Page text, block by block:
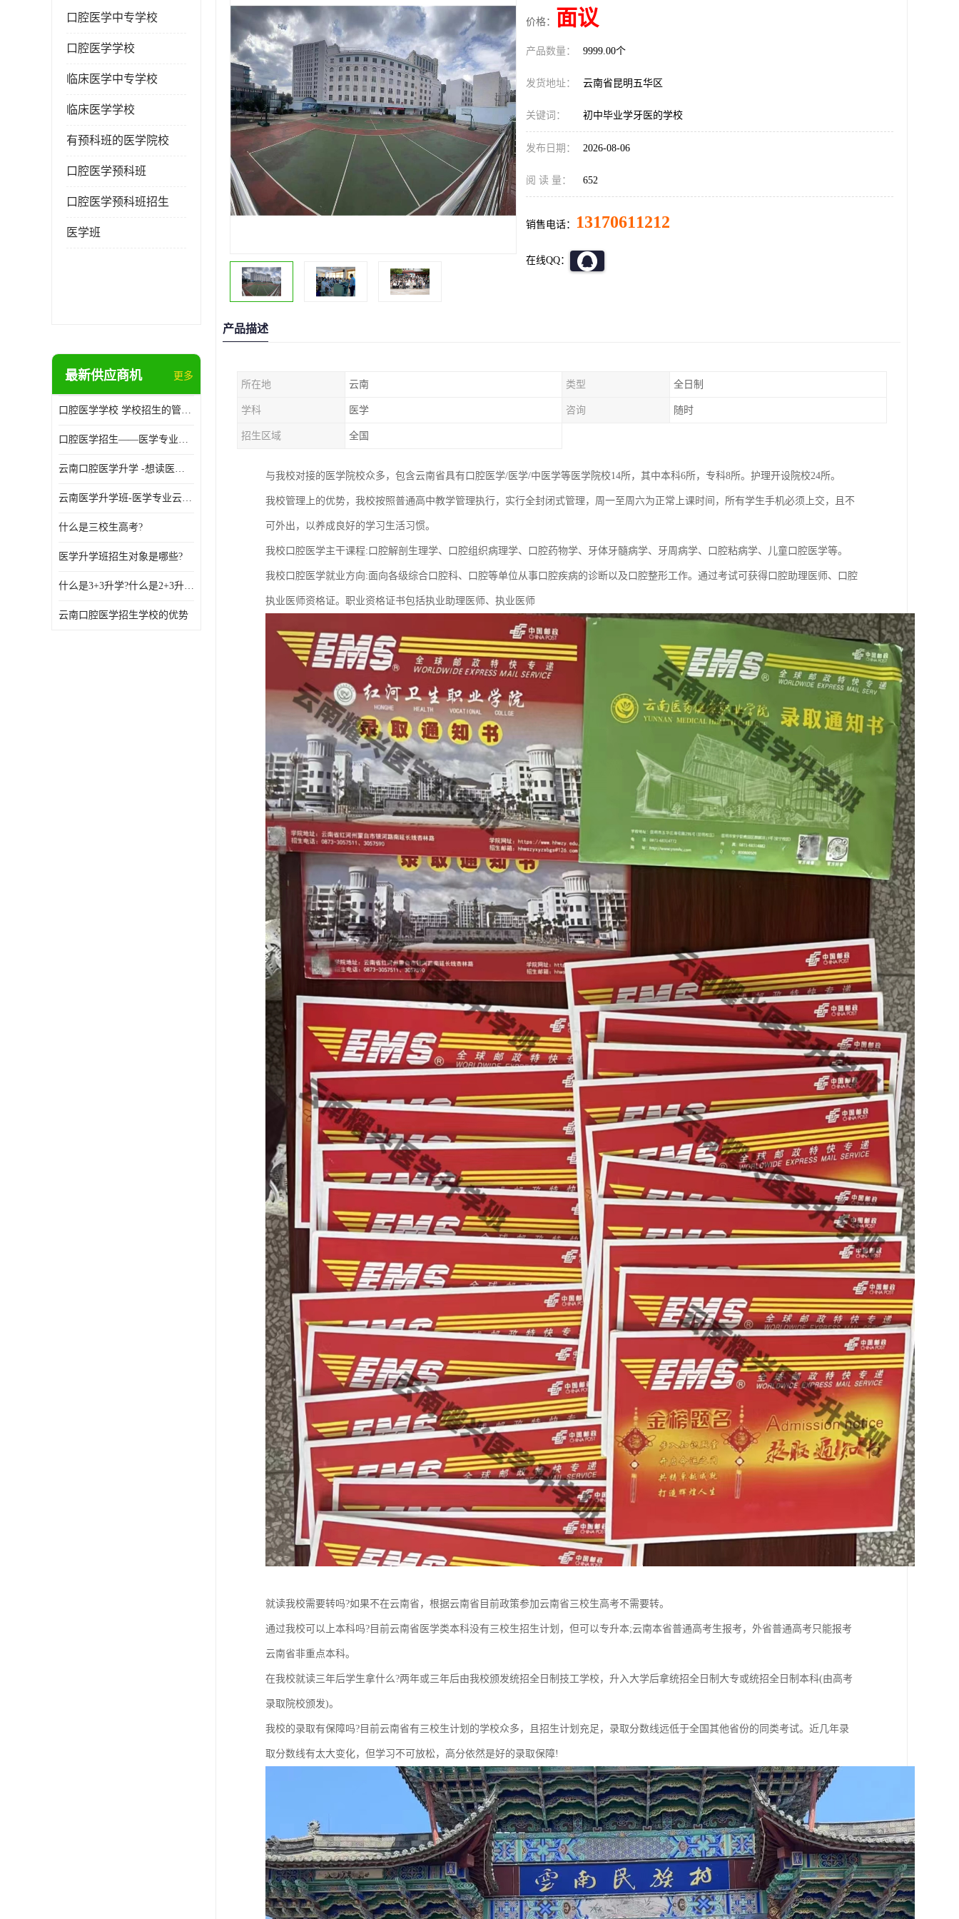
口腔医学中专学校
口腔医学学校
临床医学中专学校
临床医学学校
有预科班的医学院校
口腔医学预科班
口腔医学预科班招生
医学班
最新供应商机 更多
口腔医学学校 学校招生的管理制度
口腔医学招生——医学专业升学现状
云南口腔医学升学 -想读医学专业的你是否有太多的困惑?
云南医学升学班-医学专业云南升学优势
什么是三校生高考?
医学升学班招生对象是哪些?
什么是3+3升学?什么是2+3升学?
云南口腔医学招生学校的优势
价格： 面议
产品数量： 9999.00个
发货地址： 云南省昆明五华区
关键词： 初中毕业学牙医的学校
发布日期： 2026-08-06
阅 读 量： 652
销售电话： 13170611212
在线QQ：
产品描述
所在地 云南 类型 全日制
学科 医学 咨询 随时
招生区域 全国
与我校对接的医学院校众多，包含云南省具有口腔医学/医学/中医学等医学院校14所，其中本科6所，专科8所。护理开设院校24所。
我校管理上的优势，我校按照普通高中教学管理执行，实行全封闭式管理，周一至周六为正常上课时间，所有学生手机必须上交，且不
可外出，以养成良好的学习生活习惯。
我校口腔医学主干课程:口腔解剖生理学、口腔组织病理学、口腔药物学、牙体牙髓病学、牙周病学、口腔粘病学、儿童口腔医学等。
我校口腔医学就业方向:面向各级综合口腔科、口腔等单位从事口腔疾病的诊断以及口腔整形工作。通过考试可获得口腔助理医师、口腔
执业医师资格证。职业资格证书包括执业助理医师、执业医师
就读我校需要转吗?如果不在云南省，根据云南省目前政策参加云南省三校生高考不需要转。
通过我校可以上本科吗?目前云南省医学类本科没有三校生招生计划，但可以专升本;云南本省普通高考生报考，外省普通高考只能报考
云南省非重点本科。
在我校就读三年后学生拿什么?两年或三年后由我校颁发统招全日制技工学校，升入大学后拿统招全日制大专或统招全日制本科(由高考
录取院校颁发)。
我校的录取有保障吗?目前云南省有三校生计划的学校众多，且招生计划充足，录取分数线远低于全国其他省份的同类考试。近几年录
取分数线有太大变化，但学习不可放松，高分依然是好的录取保障!